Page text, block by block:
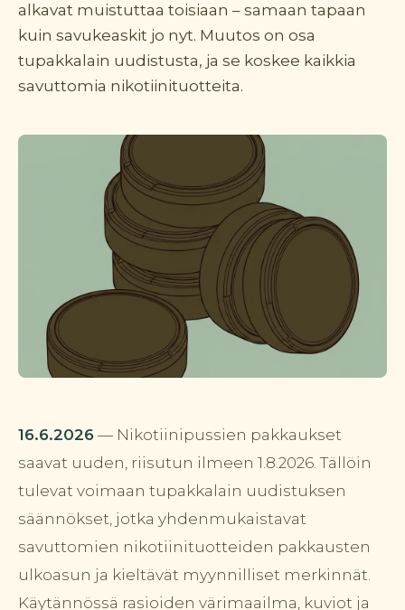
alkavat muistuttaa toisiaan – samaan tapaan
kuin savukeaskit jo nyt. Muutos on osa
tupakkalain uudistusta, ja se koskee kaikkia
savuttomia nikotiinituotteita.
16.6.2026 — Nikotiinipussien pakkaukset
saavat uuden, riisutun ilmeen 1.8.2026. Tällöin
tulevat voimaan tupakkalain uudistuksen
säännökset, jotka yhdenmukaistavat
savuttomien nikotiinituotteiden pakkausten
ulkoasun ja kieltävät myynnilliset merkinnät.
Käytännössä rasioiden värimaailma, kuviot ja